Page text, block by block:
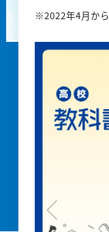
※2022年4月から